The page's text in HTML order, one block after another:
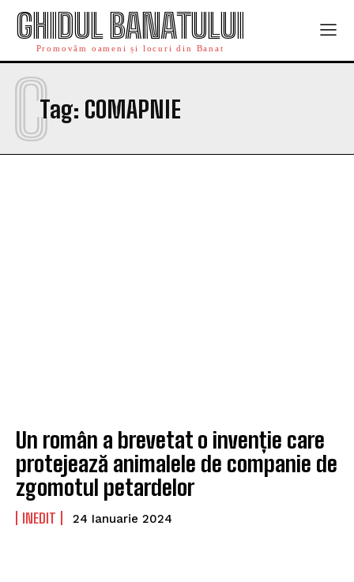
GHIDUL BANATULUI
Promovăm oameni și locuri din Banat
Tag: COMAPNIE
C
Un român a brevetat o invenție care
protejează animalele de companie de
zgomotul petardelor
INEDIT 24 Ianuarie 2024